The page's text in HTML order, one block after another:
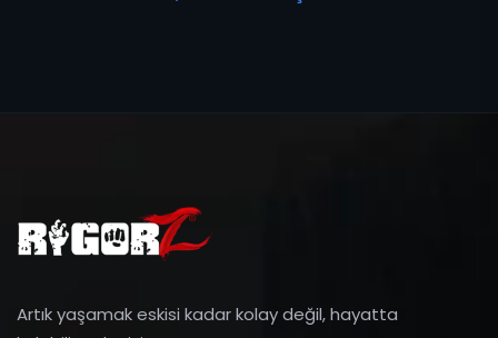
Artık yaşamak eskisi kadar kolay değil, hayatta